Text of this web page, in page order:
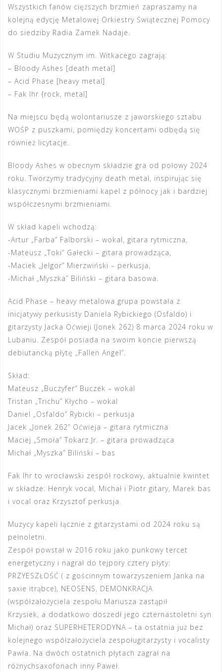
Wszystkich fanów cięższych brzmień zapraszamy na
kolejną edycję Metalowej Orkiestry Świątecznej Pomocy
do siedziby Radia Zamek Nadaje.
W Studiu Muzycznym im. Witkacego zagrają:
– Bloody Ashes [death metal]
– Acid Phase [heavy metal]
– Fak Ihr {rock, metal]
Na miejscu będą wolontariusze z jaworskiego sztabu
WOŚP z puszkami, pomiędzy koncertami odbędą się
również licytacje.
Bloody Ashes w obecnym składzie gra od połowy 2024
roku. Tworzymy tradycyjny death metal, inspirując się
klasycznymi brzmieniami kapel z północy jak i bardziej
współczesnymi brzmieniami.
W skład kapeli wchodzą:
-Artur „Farba” Falborski – wokal, gitara rytmiczna,
-Mateusz „Toki” Gałecki – gitara prowadząca,
-Maciek „Jelgor” Mierzwiński – perkusja,
-Michał „Myszka” Biliński – gitara basowa.
Acid Phase – heavy metalowa grupa powstała z
inicjatywy perkusisty Daniela Rybickiego (Osfaldo) i
gitarzysty Jacka Oćwieji (Jonek 262) 8 marca 2024 roku w
Lubaniu. Zespół posiada na swoim koncie pierwszą
debiutancką płytę „Fallen Angel”.
Skład:
Mateusz „Buczyfer” Buczek – wokal
Tristan „Trichu” Kłycho – wokal
Daniel „Osfaldo” Rybicki – perkusja
Jacek „Jonek 262” Oćwieja – gitara rytmiczna
Maciej „Smoła” Tokarz Jr. – gitara prowadząca
Michał „Myszka” Biliński – bas
Fak Ihr to wrocławski zespół rockowy, aktualnie kwintet
w składze: Henryk vocal, Michał i Piotr gitary, Marek bas
i vocal oraz Krzysztof perkusja.
Muzycy kapeli łącznie z gitarzystami od 2024 roku są
pełnoletni.
Zespół powstał w 2016 roku jako punkowy tercet
energetyczny i nagrał do tejpory cztery płyty:
PRZYESZŁOŚĆ ( z gościnnym towarzyszeniem Janka na
saxie itrąbce), NEOSENS, DEMONKRACJA
(współzałożyciela zespołu Mariusza zastąpił
Krzysiek, a dodatkowo doszedł jego czternastoletni syn
Michał) oraz SUPERHETERODYNA – ta ostatnia już bez
kolejnego współzałożyciela zespoługitarzysty i vocalisty
Pawła. Na dwóch ostatnich płytach zagrał na
różnychsaxofonach inny Paweł.